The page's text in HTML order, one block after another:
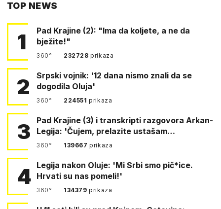
TOP NEWS
1
Pad Krajine (2): "Ima da koljete, a ne da
bježite!"
360° 232728prikaza
2
Srpski vojnik: '12 dana nismo znali da se
dogodila Oluja'
360° 224551prikaza
3
Pad Krajine (3) i transkripti razgovora Arkan-
Legija: 'Čujem, prelazite ustašam…
360° 139667prikaza
4 Legija nakon Oluje: 'Mi Srbi smo pič*ice.
Hrvati su nas pomeli!'
360° 134379prikaza